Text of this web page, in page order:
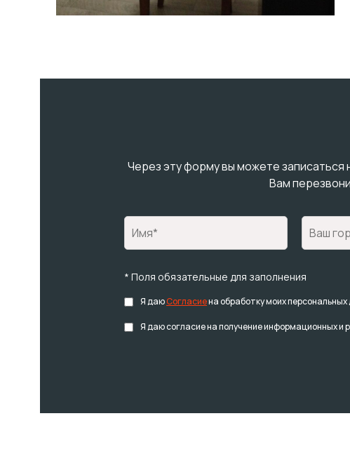
Через эту форму вы можете записаться
Вам
* Поля обязательные для заполнения
Я даюСогласиена обработку моих
Я даю согласие на получение информационных и